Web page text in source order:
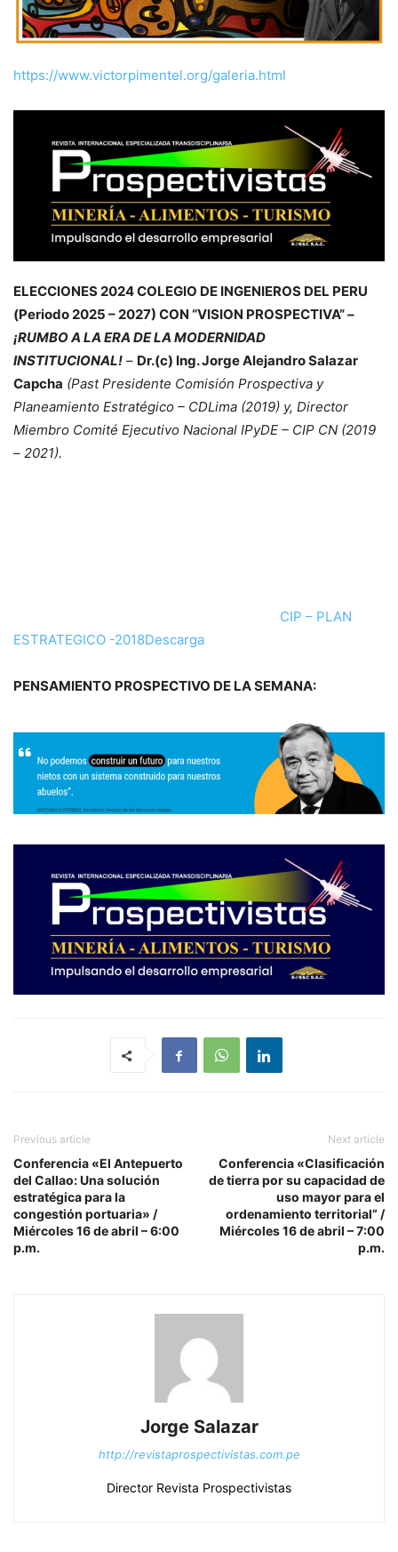
https://www.victorpimentel.org/galeria.html
ELECCIONES 2024 COLEGIO DE INGENIEROS DEL PERU
(Periodo 2025 – 2027) CON “VISION PROSPECTIVA” –
¡RUMBO A LA ERA DE LA MODERNIDAD
INSTITUCIONAL! – Dr.(c) Ing. Jorge Alejandro Salazar
Capcha (Past Presidente Comisión Prospectiva y
Planeamiento Estratégico – CDLima (2019) y, Director
Miembro Comité Ejecutivo Nacional IPyDE – CIP CN (2019
– 2021).
CIP – PLAN
ESTRATEGICO -2018Descarga
PENSAMIENTO PROSPECTIVO DE LA SEMANA:
Previous article
Conferencia «El Antepuerto
del Callao: Una solución
estratégica para la
congestión portuaria» /
Miércoles 16 de abril – 6:00
p.m.
Next article
Conferencia «Clasificación
de tierra por su capacidad de
uso mayor para el
ordenamiento territorial” /
Miércoles 16 de abril – 7:00
p.m.
Jorge Salazar
http://revistaprospectivistas.com.pe
Director Revista Prospectivistas